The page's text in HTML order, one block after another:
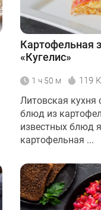
Картофельная
«Кугелис»
1 ч 50 м 119
Литовская кухня
блюд из
известных блюд
картофельная ...